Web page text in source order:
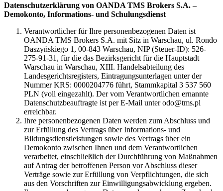
Datenschutzerklärung von OANDA TMS Brokers S.A. –
Demokonto, Informations- und Schulungsdienst
Verantwortlicher für Ihre personenbezogenen Daten ist
OANDA TMS Brokers S.A. mit Sitz in Warschau, ul. Rondo
Daszyńskiego 1, 00-843 Warschau, NIP (Steuer-ID): 526-
275-91-31, für die das Bezirksgericht für die Hauptstadt
Warschau in Warschau, XIII. Handelsabteilung des
Landesgerichtsregisters, Eintragungsunterlagen unter der
Nummer KRS: 0000204776 führt, Stammkapital 3 537 560
PLN (voll eingezahlt). Der vom Verantwortlichen ernannte
Datenschutzbeauftragte ist per E-Mail unter odo@tms.pl
erreichbar.
Ihre personenbezogenen Daten werden zum Abschluss und
zur Erfüllung des Vertrags über Informations- und
Bildungsdienstleistungen sowie des Vertrags über ein
Demokonto zwischen Ihnen und dem Verantwortlichen
verarbeitet, einschließlich der Durchführung von Maßnahmen
auf Antrag der betroffenen Person vor Abschluss dieser
Verträge sowie zur Erfüllung von Verpflichtungen, die sich
aus den Vorschriften zur Einwilligungsabwicklung ergeben.